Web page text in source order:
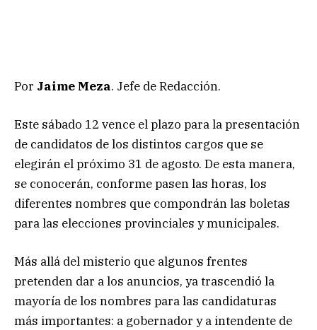
Por Jaime Meza. Jefe de Redacción.
Este sábado 12 vence el plazo para la presentación
de candidatos de los distintos cargos que se
elegirán el próximo 31 de agosto. De esta manera,
se conocerán, conforme pasen las horas, los
diferentes nombres que compondrán las boletas
para las elecciones provinciales y municipales.
Más allá del misterio que algunos frentes
pretenden dar a los anuncios, ya trascendió la
mayoría de los nombres para las candidaturas
más importantes: a gobernador y a intendente de